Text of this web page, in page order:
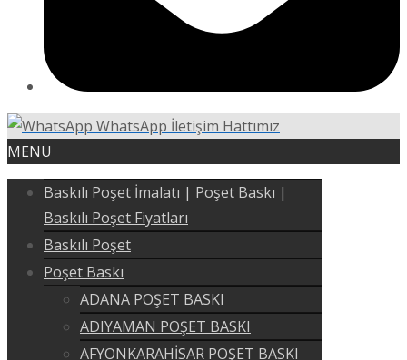
WhatsApp İletişim Hattımız
MENU
Baskılı Poşet İmalatı | Poşet Baskı |
Baskılı Poşet Fiyatları
Baskılı Poşet
Poşet Baskı
ADANA POŞET BASKI
ADIYAMAN POŞET BASKI
AFYONKARAHİSAR POŞET BASKI